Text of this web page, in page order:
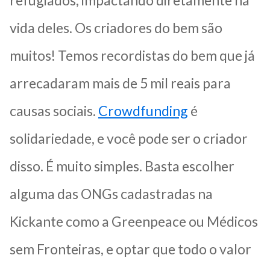
vida deles. Os criadores do bem são
muitos! Temos recordistas do bem que já
arrecadaram mais de 5 mil reais para
causas sociais. Crowdfunding é
solidariedade, e você pode ser o criador
disso. É muito simples. Basta escolher
alguma das ONGs cadastradas na
Kickante como a Greenpeace ou Médicos
sem Fronteiras, e optar que todo o valor